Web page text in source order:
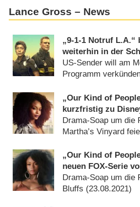
Lance Gross – News
„9-1-1 Notruf L.A.“
weiterhin in der
of People“ und
eingestellt
US-Sender will am
Programm
„Our Kind of
kurzfristig zu
Drama-Soap um die
Martha’s Vinyard
„Our Kind of
neuen FOX-Serie
Drama-Soap um die
Bluffs (23.08.2021)